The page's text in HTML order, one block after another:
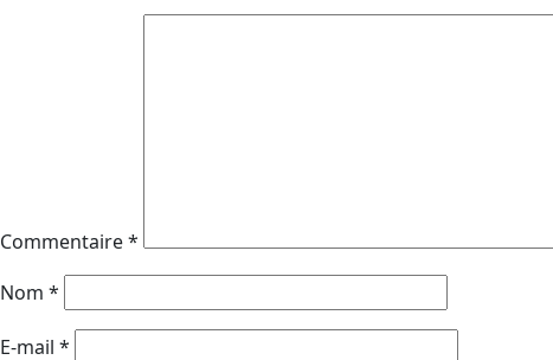
Commentaire*
Nom *
E-mail *